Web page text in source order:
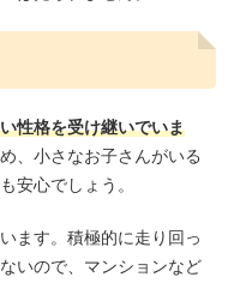
性格を受け継いでいま
、小さなお子さんがいる
安心でしょう。
ます。積極的に走り回っ
いので、マンションなど